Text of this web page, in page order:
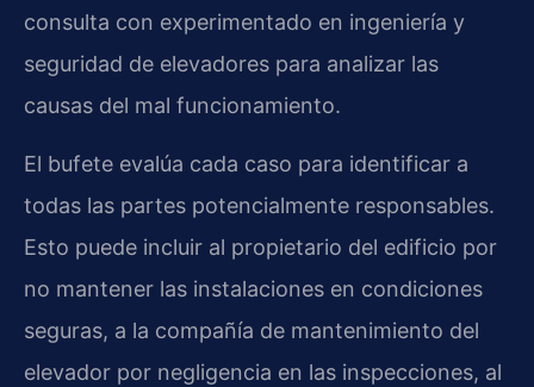
consulta con experimentado en ingeniería y
seguridad de elevadores para analizar las
causas del mal funcionamiento.
El bufete evalúa cada caso para identificar a
todas las partes potencialmente responsables.
Esto puede incluir al propietario del edificio por
no mantener las instalaciones en condiciones
seguras, a la compañía de mantenimiento del
elevador por negligencia en las inspecciones, al